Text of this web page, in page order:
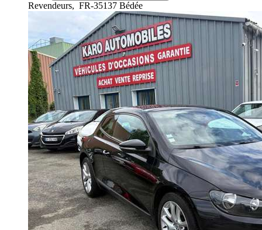
Revendeurs, FR-35137 Bédée